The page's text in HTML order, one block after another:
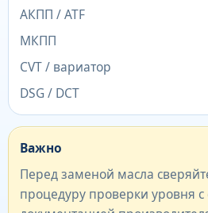
АКПП / ATF
МКПП
CVT / вариатор
DSG / DCT
Важно
Перед заменой масла
процедуру проверки уровня с